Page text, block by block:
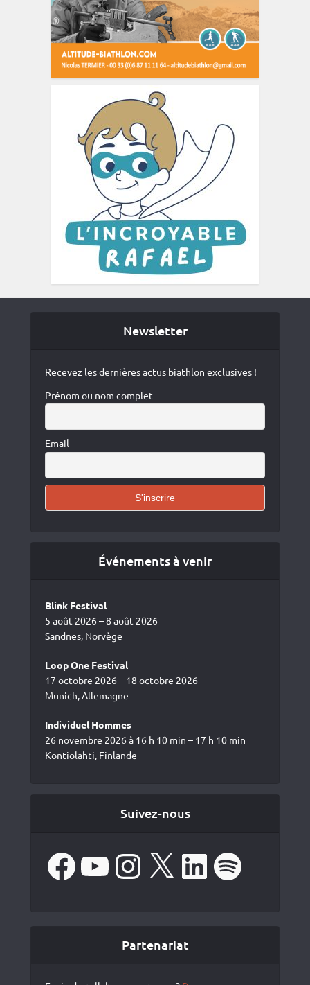
Newsletter
Recevez les dernières actus biathlon exclusives !
Prénom ou nom complet
Email
Événements à venir
Blink Festival
5 août 2026 – 8 août 2026
Sandnes, Norvège
Loop One Festival
17 octobre 2026 – 18 octobre 2026
Munich, Allemagne
Individuel Hommes
26 novembre 2026 à 16 h 10 min – 17 h 10 min
Kontiolahti, Finlande
Suivez-nous
FacebookYouTube Instagram LinkedIn Spotify
Partenariat